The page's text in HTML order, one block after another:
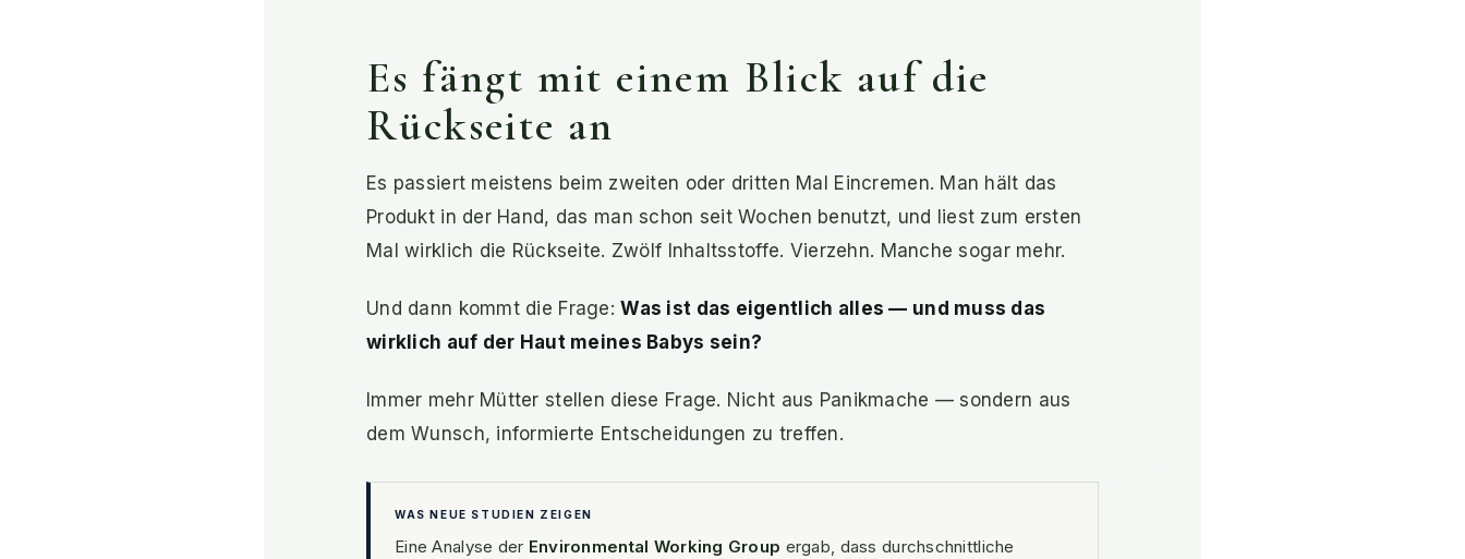
Es fängt mit einem Blick auf die
Rückseite an
Es passiert meistens beim zweiten oder dritten Mal Eincremen. Man hält das
Produkt in der Hand, das man schon seit Wochen benutzt, und liest zum ersten
Mal wirklich die Rückseite. Zwölf Inhaltsstoffe. Vierzehn. Manche sogar mehr.
Und dann kommt die Frage:Was ist das eigentlich alles — und muss das
wirklich auf der Haut meines Babys sein?
Immer mehr Mütter stellen diese Frage. Nicht aus Panikmache — sondern aus
dem Wunsch, informierte Entscheidungen zu treffen.
WAS NEUE STUDIEN ZEIGEN
Eine Analyse der Environmental Working Group ergab, dass durchschnittliche